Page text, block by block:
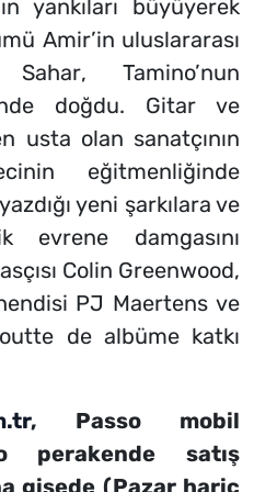
yankıları büyüyerek
Amir’in uluslararası
Sahar, Tamino’nun
doğdu. Gitar ve
usta olan sanatçının
eğitmenliğinde
yeni şarkılara ve
evrene damgasını
Colin Greenwood,
PJ Maertens ve
de albüme katkı
, Passo mobil
perakende satış
gişede (Pazar hariç